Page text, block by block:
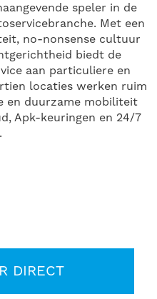
speler in de
Met een
no-nonsense cultuur
biedt de
aan particuliere en
locaties werken ruim
en duurzame mobiliteit
Apk-keuringen en 24/7
DIRECT